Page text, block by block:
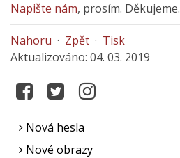
Napište nám, prosím. Děkujeme.
Nahoru · Zpět · Tisk
Aktualizováno: 04. 03. 2019
Nová hesla
Nové obrazy